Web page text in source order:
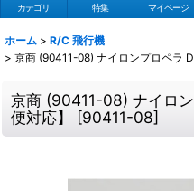
カテゴリ 特集 マイページ
ホーム > R/C 飛行機
> 京商 (90411-08) ナイロンプロペラ
京商 (90411-08) ナイロ
便対応】 [90411-08]